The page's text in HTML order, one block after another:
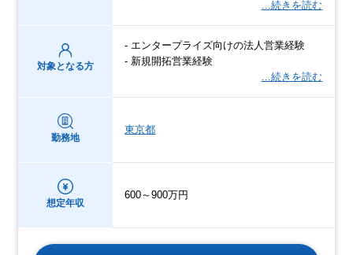
…続きを読む
対象となる方
- エンタープライズ向けの法人営業経験
- 新規開拓営業経験
…続きを読む
勤務地
東京都
想定年収
600～900万円